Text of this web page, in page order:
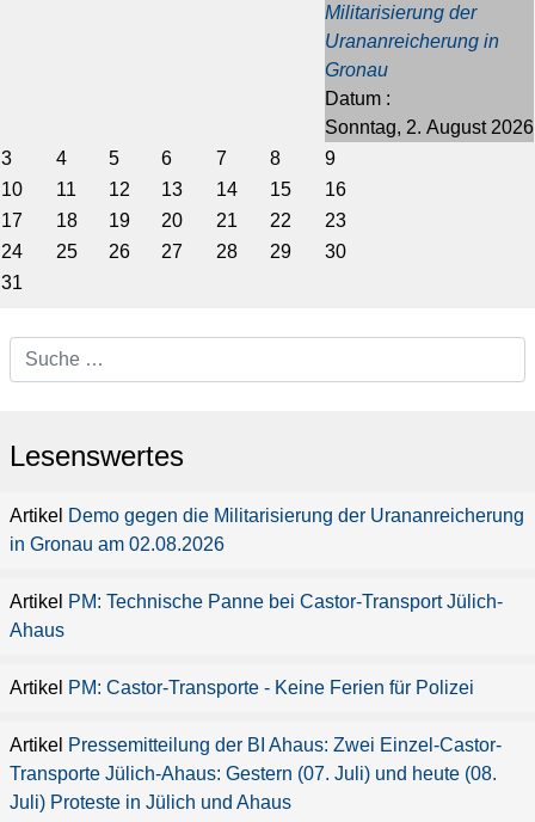
Militarisierung der
Urananreicherung in
Gronau
Datum :
Sonntag, 2. August 2026
3
4 5 6 7 8
9
10
11 12 13 14 15
16
17
18 19 20 21 22
23
24
25 26 27 28 29
30
31
Lesenswertes
Demo gegen die Militarisierung der Urananreicherung
in Gronau am 02.08.2026
PM: Technische Panne bei Castor-Transport Jülich-
Ahaus
PM: Castor-Transporte - Keine Ferien für Polizei
Pressemitteilung der BI Ahaus: Zwei Einzel-Castor-
Transporte Jülich-Ahaus: Gestern (07. Juli) und heute (08.
Juli) Proteste in Jülich und Ahaus